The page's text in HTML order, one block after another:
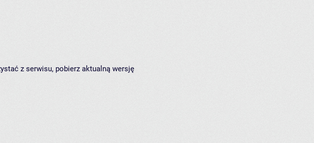
z serwisu, pobierz aktualną wersję